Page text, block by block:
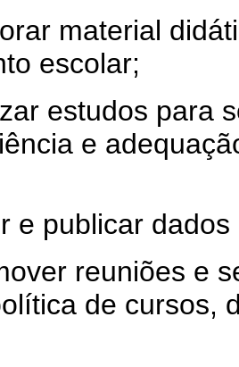
material
escolar;
para
e
dados
reuniões e
de cursos,